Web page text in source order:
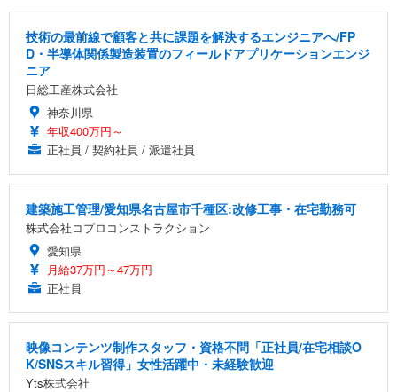
技術の最前線で顧客と共に課題を解決するエンジニアへ/FP
D・半導体関係製造装置のフィールドアプリケーションエンジ
ニア
日総工産株式会社
神奈川県
年収400万円～
正社員 / 契約社員 / 派遣社員
建築施工管理/愛知県名古屋市千種区:改修工事・在宅勤務可
株式会社コプロコンストラクション
愛知県
月給37万円～47万円
正社員
映像コンテンツ制作スタッフ・資格不問「正社員/在宅相談O
K/SNSスキル習得」女性活躍中・未経験歓迎
Yts株式会社